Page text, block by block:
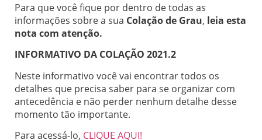
Para que você fique por dentro de todas as
informações sobre a sua Colação de Grau, leia esta
nota com atenção.
INFORMATIVO DA COLAÇÃO 2021.2
Neste informativo você vai encontrar todos os
detalhes que precisa saber para se organizar com
antecedência e não perder nenhum detalhe desse
momento tão importante.
Para acessá-lo, CLIQUE AQUI!